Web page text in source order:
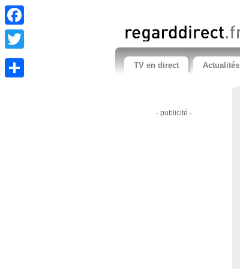
Facebook
Twitter
TV en direct Actualités
- publicité -